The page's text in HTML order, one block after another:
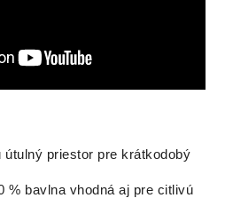
útulný priestor pre krátkodobý
% bavlna vhodná aj pre citlivú